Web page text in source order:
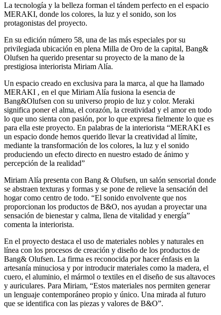
La tecnología y la belleza forman el tándem perfecto en el espacio
MERAKI, donde los colores, la luz y el sonido, son los
protagonistas del proyecto.
En su edición número 58, una de las más especiales por su
privilegiada ubicación en plena Milla de Oro de la capital, Bang&
Olufsen ha querido presentar su proyecto de la mano de la
prestigiosa interiorista Miriam Alía.
Un espacio creado en exclusiva para la marca, al que ha llamado
MERAKI , en el que Miriam Alía fusiona la esencia de
Bang&Olufsen con su universo propio de luz y color. Meraki
significa poner el alma, el corazón, la creatividad y el amor en todo
lo que uno sienta con pasión, por lo que expresa fielmente lo que es
para ella este proyecto. En palabras de la interiorista “MERAKI es
un espacio donde hemos querido llevar la creatividad al límite,
mediante la transformación de los colores, la luz y el sonido
produciendo un efecto directo en nuestro estado de ánimo y
percepción de la realidad”
Miriam Alía presenta con Bang & Olufsen, un salón sensorial donde
se abstraen texturas y formas y se pone de relieve la sensación del
hogar como centro de todo. “El sonido envolvente que nos
proporcionan los productos de B&O, nos ayudan a proyectar una
sensación de bienestar y calma, llena de vitalidad y energía”
comenta la interiorista.
En el proyecto destaca el uso de materiales nobles y naturales en
línea con los procesos de creación y diseño de los productos de
Bang& Olufsen. La firma es reconocida por hacer énfasis en la
artesanía minuciosa y por introducir materiales como la madera, el
cuero, el aluminio, el mármol o textiles en el diseño de sus altavoces
y auriculares. Para Miriam, “Estos materiales nos permiten generar
un lenguaje contemporáneo propio y único. Una mirada al futuro
que se identifica con las piezas y valores de B&O”.